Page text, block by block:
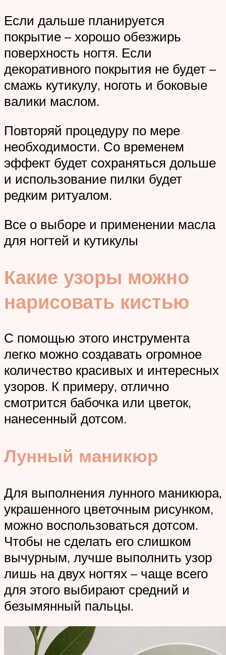
Если дальше планируется
покрытие – хорошо обезжирь
поверхность ногтя. Если
декоративного покрытия не будет –
смажь кутикулу, ноготь и боковые
валики маслом.
Повторяй процедуру по мере
необходимости. Со временем
эффект будет сохраняться дольше
и использование пилки будет
редким ритуалом.
Все о выборе и применении масла
для ногтей и кутикулы
Какие узоры можно
нарисовать кистью
С помощью этого инструмента
легко можно создавать огромное
количество красивых и интересных
узоров. К примеру, отлично
смотрится бабочка или цветок,
нанесенный дотсом.
Лунный маникюр
Для выполнения лунного маникюра,
украшенного цветочным рисунком,
можно воспользоваться дотсом.
Чтобы не сделать его слишком
вычурным, лучше выполнить узор
лишь на двух ногтях – чаще всего
для этого выбирают средний и
безымянный пальцы.